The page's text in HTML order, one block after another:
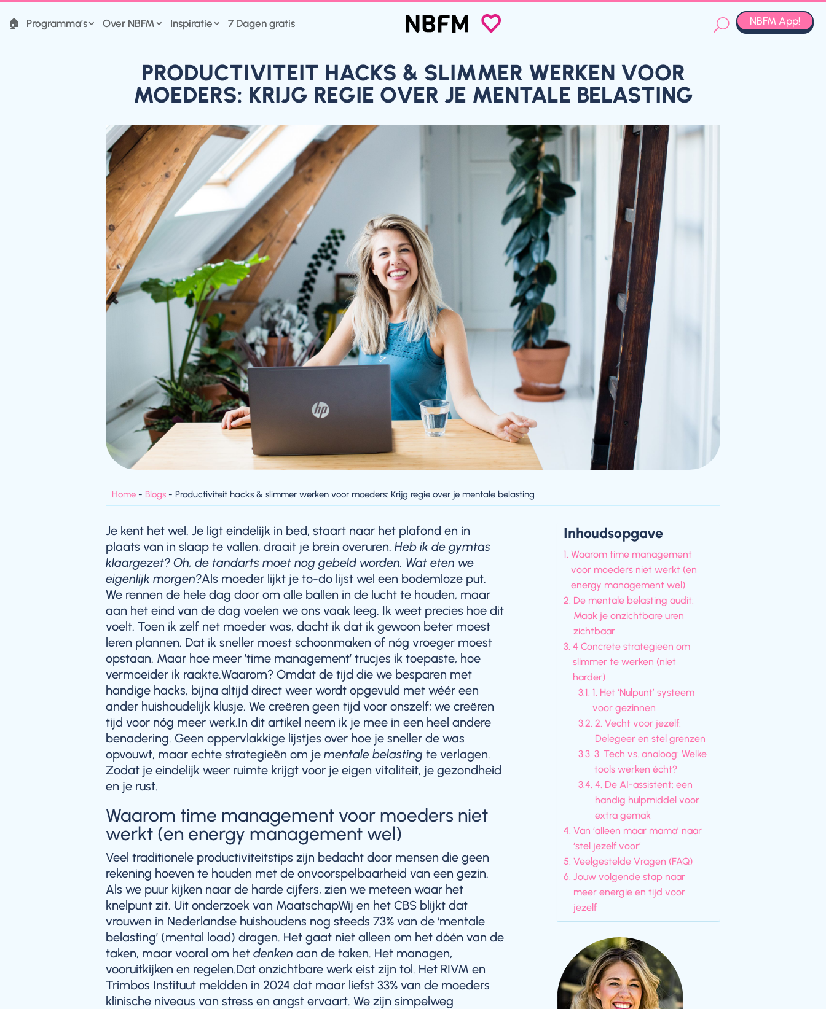
🏠 Programma’s Over NBFM Inspiratie 7 Dagen gratis NBFM App!
PRODUCTIVITEIT HACKS & SLIMMER WERKEN VOOR
MOEDERS: KRIJG REGIE OVER JE MENTALE BELASTING
Home - Blogs - Productiviteit hacks & slimmer werken voor moeders: Krijg regie over je mentale belasting
Je kent het wel. Je ligt eindelijk in bed, staart naar het plafond en in
plaats van in slaap te vallen, draait je brein overuren. Heb ik de gymtas
klaargezet? Oh, de tandarts moet nog gebeld worden. Wat eten we
eigenlijk morgen?Als moeder lijkt je to-do lijst wel een bodemloze put.
We rennen de hele dag door om alle ballen in de lucht te houden, maar
aan het eind van de dag voelen we ons vaak leeg. Ik weet precies hoe dit
voelt. Toen ik zelf net moeder was, dacht ik dat ik gewoon beter moest
leren plannen. Dat ik sneller moest schoonmaken of nóg vroeger moest
opstaan. Maar hoe meer ’time management’ trucjes ik toepaste, hoe
vermoeider ik raakte.Waarom? Omdat de tijd die we besparen met
handige hacks, bijna altijd direct weer wordt opgevuld met wéér een
ander huishoudelijk klusje. We creëren geen tijd voor onszelf; we creëren
tijd voor nóg meer werk.In dit artikel neem ik je mee in een heel andere
benadering. Geen oppervlakkige lijstjes over hoe je sneller de was
opvouwt, maar echte strategieën om je mentale belasting te verlagen.
Zodat je eindelijk weer ruimte krijgt voor je eigen vitaliteit, je gezondheid
en je rust.
Waarom time management voor moeders niet
werkt (en energy management wel)
Veel traditionele productiviteitstips zijn bedacht door mensen die geen
rekening hoeven te houden met de onvoorspelbaarheid van een gezin.
Als we puur kijken naar de harde cijfers, zien we meteen waar het
knelpunt zit. Uit onderzoek van MaatschapWij en het CBS blijkt dat
vrouwen in Nederlandse huishoudens nog steeds 73% van de ‘mentale
belasting’ (mental load) dragen. Het gaat niet alleen om het dóén van de
taken, maar vooral om het denken aan de taken. Het managen,
vooruitkijken en regelen.Dat onzichtbare werk eist zijn tol. Het RIVM en
Trimbos Instituut meldden in 2024 dat maar liefst 33% van de moeders
klinische niveaus van stress en angst ervaart. We zijn simpelweg
Inhoudsopgave
Waarom time management
voor moeders niet werkt (en
energy management wel)
De mentale belasting audit:
Maak je onzichtbare uren
zichtbaar
4 Concrete strategieën om
slimmer te werken (niet
harder)
1. Het ‘Nulpunt’ systeem
voor gezinnen
2. Vecht voor jezelf:
Delegeer en stel grenzen
3. Tech vs. analoog: Welke
tools werken écht?
4. De AI-assistent: een
handig hulpmiddel voor
extra gemak
Van ‘alleen maar mama’ naar
‘stel jezelf voor’
Veelgestelde Vragen (FAQ)
Jouw volgende stap naar
meer energie en tijd voor
jezelf